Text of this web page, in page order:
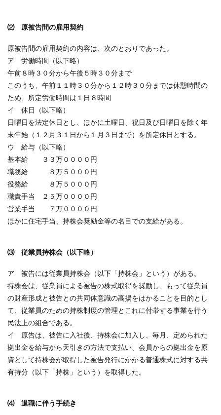
⑵ 原被告間の雇用契約
原被告間の雇用契約の内容は、次のとおりであった。
ア 労働時間（以下略）
午前８時３０分から午後５時３０分まで
このうち、午前１１時３０分から１２時３０分までは休憩時間の
ため、所定労働時間は１日８時間
イ 休日（以下略）
日曜日を法定休日とし、ほかに土曜日、祝日及び日曜日を除く年
末年始（１２月３１日から１月３日まで）を所定休日とする。
ウ 給与（以下略）
基本給 ３３万００００円
職務給 ８万５０００円
役務給 ８万５０００円
職責手当 ２５万００００円
営業手当 ７万００００円
ほかに住宅手当、持株会奨励金等の名目での支給がある。
⑶ 従業員持株会（以下略）
ア 被告には従業員持株会（以下「持株会」という）がある。
持株会は、従業員による被告の株式取得を奨励し、もって従業員
の財産形成と被告との共同体意識の高揚をはかることを目的とし
て、従業員のための持株制度の管理とこれに付帯する事業を行う
民法上の組合である。
イ 原告は、被告に入社後、持株会に加入し、毎月、定められた
拠出金を給与から天引きの方法で支払い、会員からの拠出金を原
資として持株会が取得した被告発行にかかる普通株式に対する共
有持分（以下「持株」という）を取得した。
⑷ 退職に伴う手続き